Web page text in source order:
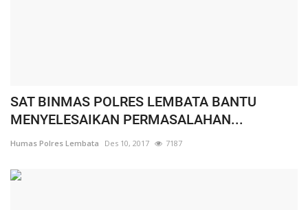
SAT BINMAS POLRES LEMBATA BANTU
MENYELESAIKAN PERMASALAHAN...
Humas Polres Lembata Des 10, 2017 7187